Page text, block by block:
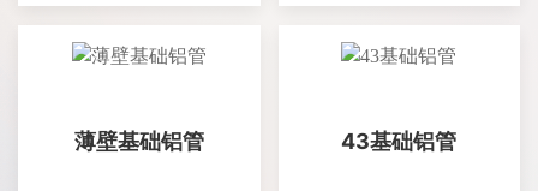
薄壁基础铝管 43基础铝管